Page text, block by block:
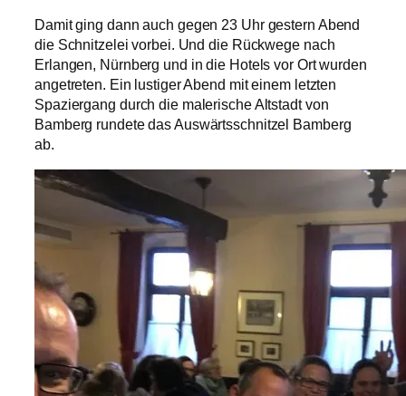
Damit ging dann auch gegen 23 Uhr gestern Abend
die Schnitzelei vorbei. Und die Rückwege nach
Erlangen, Nürnberg und in die Hotels vor Ort wurden
angetreten. Ein lustiger Abend mit einem letzten
Spaziergang durch die malerische Altstadt von
Bamberg rundete das Auswärtsschnitzel Bamberg
ab.